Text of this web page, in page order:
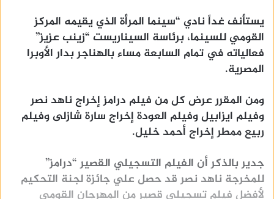
يستأنف غداً نادي “سينما المرأة الذي يقيمه المركز
القومي للسينما، برئاسة السيناريست “زينب عزيز”
فعالياته في تمام السابعة مساء بالهناجر بدار الأوبرا
المصرية.
ومن المقرر عرض كل من فيلم درامز إخراج ناهد نصر
وفيلم ايزابيل وفيلم العودة إخراج سارة شازلى وفيلم
ربيع ممطر إخراج أحمد خليل.
جدير بالذكر أن الفيلم التسجيلي القصير “درامز”
للمخرجة ناهد نصر قد حصل علي جائزة لجنة التحكيم
لأفضل فيلم تسجيلي قصير من المهرجان القومي